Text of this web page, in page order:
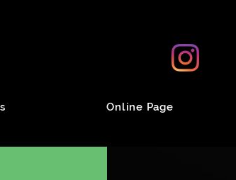
Online Page